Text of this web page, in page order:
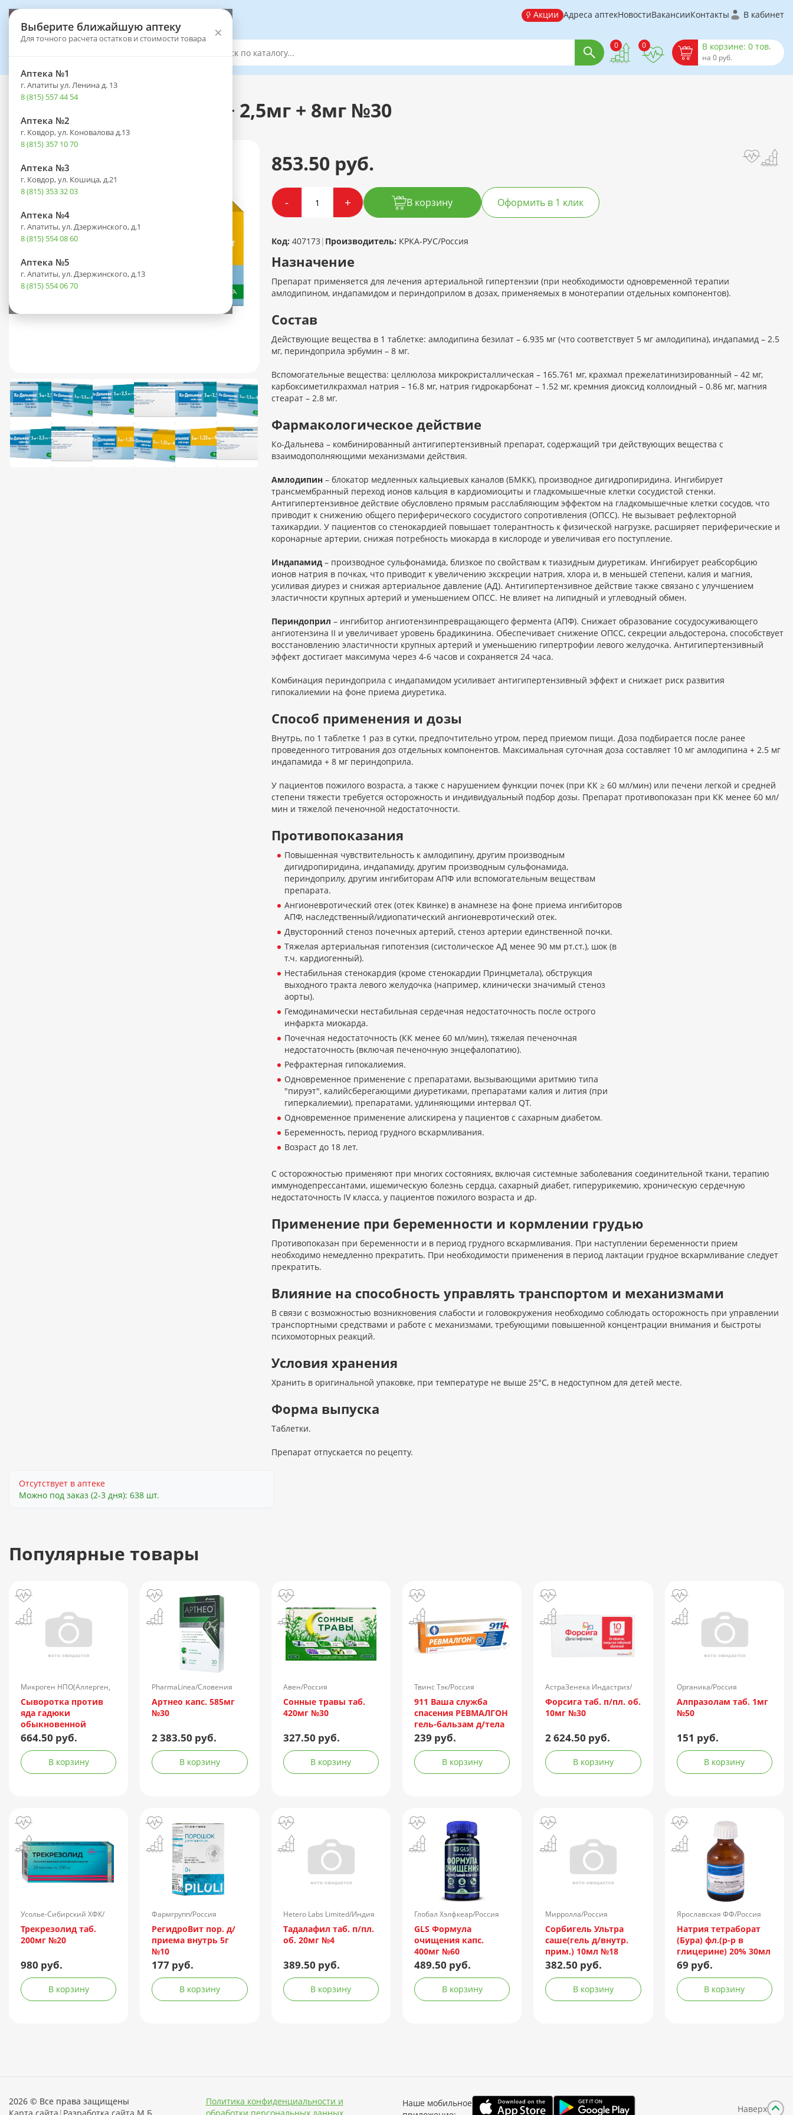
Выберите ближайшую аптеку
Для точного расчета остатков и стоимости товара ×
Аптека №1
г. Апатиты ул. Ленина д. 13
8 (815) 557 44 54
Аптека №2
г. Ковдор, ул. Коновалова д.13
8 (815) 357 10 70
Аптека №3
г. Ковдор, ул. Кошица, д.21
8 (815) 353 32 03
Аптека №4
г. Апатиты, ул. Дзержинского, д.1
8 (815) 554 08 60
Аптека №5
г. Апатиты, ул. Дзержинского, д.13
8 (815) 554 06 70
Акции Адреса аптекНовостиВакансииКонтакты В кабинет
0 0 В корзине: 0 тов.
на 0 руб.
Каталог - Лекарственные препараты
Ко-Дальнева таб. 5мг + 2,5мг + 8мг №30
853.50 руб.
- + В корзину Оформить в 1 клик
Код: 407173 | Производитель: КРКА-РУС/Россия
Назначение
Препарат применяется для лечения артериальной гипертензии (при необходимости одновременной терапии
амлодипином, индапамидом и периндоприлом в дозах, применяемых в монотерапии отдельных компонентов).
Состав
Действующие вещества в 1 таблетке: амлодипина безилат – 6.935 мг (что соответствует 5 мг амлодипина), индапамид – 2.5
мг, периндоприла эрбумин – 8 мг.
Вспомогательные вещества: целлюлоза микрокристаллическая – 165.761 мг, крахмал прежелатинизированный – 42 мг,
карбоксиметилкрахмал натрия – 16.8 мг, натрия гидрокарбонат – 1.52 мг, кремния диоксид коллоидный – 0.86 мг, магния
стеарат – 2.8 мг.
Фармакологическое действие
Ко-Дальнева – комбинированный антигипертензивный препарат, содержащий три действующих вещества с
взаимодополняющими механизмами действия.
Амлодипин– блокатор медленных кальциевых каналов (БМКК), производное дигидропиридина. Ингибирует
трансмембранный переход ионов кальция в кардиомиоциты и гладкомышечные клетки сосудистой стенки.
Антигипертензивное действие обусловлено прямым расслабляющим эффектом на гладкомышечные клетки сосудов, что
приводит к снижению общего периферического сосудистого сопротивления (ОПСС). Не вызывает рефлекторной
тахикардии. У пациентов со стенокардией повышает толерантность к физической нагрузке, расширяет периферические и
коронарные артерии, снижая потребность миокарда в кислороде и увеличивая его поступление.
Индапамид– производное сульфонамида, близкое по свойствам к тиазидным диуретикам. Ингибирует реабсорбцию
ионов натрия в почках, что приводит к увеличению экскреции натрия, хлора и, в меньшей степени, калия и магния,
усиливая диурез и снижая артериальное давление (АД). Антигипертензивное действие также связано с улучшением
эластичности крупных артерий и уменьшением ОПСС. Не влияет на липидный и углеводный обмен.
Периндоприл – ингибитор ангиотензинпревращающего фермента (АПФ). Снижает образование сосудосуживающего
ангиотензина II и увеличивает уровень брадикинина. Обеспечивает снижение ОПСС, секреции альдостерона, способствует
восстановлению эластичности крупных артерий и уменьшению гипертрофии левого желудочка. Антигипертензивный
эффект достигает максимума через 4-6 часов и сохраняется 24 часа.
Комбинация периндоприла с индапамидом усиливает антигипертензивный эффект и снижает риск развития
гипокалиемии на фоне приема диуретика.
Способ применения и дозы
Внутрь, по 1 таблетке 1 раз в сутки, предпочтительно утром, перед приемом пищи. Доза подбирается после ранее
проведенного титрования доз отдельных компонентов. Максимальная суточная доза составляет 10 мг амлодипина + 2.5 мг
индапамида + 8 мг периндоприла.
У пациентов пожилого возраста, а также с нарушением функции почек (при КК ≥ 60 мл/мин) или печени легкой и средней
степени тяжести требуется осторожность и индивидуальный подбор дозы. Препарат противопоказан при КК менее 60 мл/
мин и тяжелой печеночной недостаточности.
Противопоказания
Повышенная чувствительность к амлодипину, другим производным
дигидропиридина, индапамиду, другим производным сульфонамида,
периндоприлу, другим ингибиторам АПФ или вспомогательным веществам
препарата.
Ангионевротический отек (отек Квинке) в анамнезе на фоне приема ингибиторов
АПФ, наследственный/идиопатический ангионевротический отек.
Двусторонний стеноз почечных артерий, стеноз артерии единственной почки.
Тяжелая артериальная гипотензия (систолическое АД менее 90 мм рт.ст.), шок (в
т.ч. кардиогенный).
Нестабильная стенокардия (кроме стенокардии Принцметала), обструкция
выходного тракта левого желудочка (например, клинически значимый стеноз
аорты).
Гемодинамически нестабильная сердечная недостаточность после острого
инфаркта миокарда.
Почечная недостаточность (КК менее 60 мл/мин), тяжелая печеночная
недостаточность (включая печеночную энцефалопатию).
Рефрактерная гипокалиемия.
Одновременное применение с препаратами, вызывающими аритмию типа
"пируэт", калийсберегающими диуретиками, препаратами калия и лития (при
гиперкалиемии), препаратами, удлиняющими интервал QT.
Одновременное применение алискирена у пациентов с сахарным диабетом.
Беременность, период грудного вскармливания.
Возраст до 18 лет.
С осторожностью применяют при многих состояниях, включая системные заболевания соединительной ткани, терапию
иммунодепрессантами, ишемическую болезнь сердца, сахарный диабет, гиперурикемию, хроническую сердечную
недостаточность IV класса, у пациентов пожилого возраста и др.
Применение при беременности и кормлении грудью
Противопоказан при беременности и в период грудного вскармливания. При наступлении беременности прием
необходимо немедленно прекратить. При необходимости применения в период лактации грудное вскармливание следует
прекратить.
Влияние на способность управлять транспортом и механизмами
В связи с возможностью возникновения слабости и головокружения необходимо соблюдать осторожность при управлении
транспортными средствами и работе с механизмами, требующими повышенной концентрации внимания и быстроты
психомоторных реакций.
Условия хранения
Хранить в оригинальной упаковке, при температуре не выше 25°C, в недоступном для детей месте.
Форма выпуска
Таблетки.
Препарат отпускается по рецепту.
Отсутствует в аптеке
Можно под заказ (2-3 дня): 638 шт.
Популярные товары
Микроген НПО(Аллерген,
г.Ставрополь)/Россия
Сыворотка против
яда гадюки
обыкновенной
лошадиная
очищенная
концентрированная
жидкая амп.(р-р д/
664.50 руб.
В корзину
PharmaLinea/Словения
Артнео капс. 585мг
№30
2 383.50 руб.
В корзину
Авен/Россия
Сонные травы таб.
420мг №30
327.50 руб.
В корзину
Твинс Тэк/Россия
911 Ваша служба
спасения РЕВМАЛГОН
гель-бальзам д/тела
100мл
239 руб.
В корзину
АстраЗенека Индастриз/
Россия
Форсига таб. п/пл. об.
10мг №30
2 624.50 руб.
В корзину
Органика/Россия
Алпразолам таб. 1мг
№50
151 руб.
В корзину
Усолье-Сибирский ХФК/
Россия
Трекрезолид таб.
200мг №20
980 руб.
В корзину
Фармгрупп/Россия
РегидроВит пор. д/
приема внутрь 5г
№10
177 руб.
В корзину
Hetero Labs Limited/Индия
Тадалафил таб. п/пл.
об. 20мг №4
389.50 руб.
В корзину
Глобал Хэлфкеар/Россия
GLS Формула
очищения капс.
400мг №60
489.50 руб.
В корзину
Мирролла/Россия
Сорбигель Ультра
саше(гель д/внутр.
прим.) 10мл №18
382.50 руб.
В корзину
Ярославская ФФ/Россия
Натрия тетраборат
(Бура) фл.(р-р в
глицерине) 20% 30мл
69 руб.
В корзину
2026 © Все права защищены
Политика конфиденциальности и
Наше мобильное
Наверх